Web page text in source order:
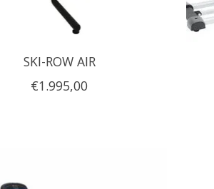
SKI-ROW AIR
€1.995,00